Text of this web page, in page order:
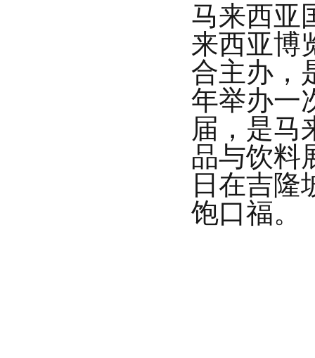
马来西亚
来西亚博
合主办，
年举办一
届，是马
品与饮料
日在吉隆
饱口福。